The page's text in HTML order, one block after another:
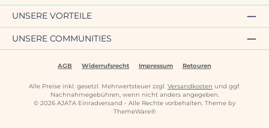
UNSERE VORTEILE
UNSERE COMMUNITIES
AGB Widerrufsrecht Impressum Retouren
Alle Preise inkl. gesetzl. Mehrwertsteuer zzgl. Versandkosten und ggf.
Nachnahmegebühren, wenn nicht anders angegeben.
© 2026 AJATA Einradversand - Alle Rechte vorbehalten. Theme by
ThemeWare®